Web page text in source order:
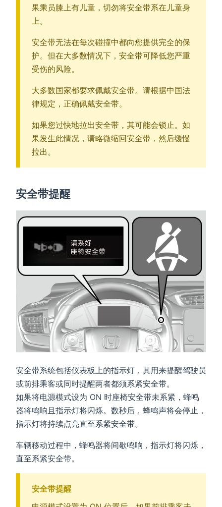
果乘员膝上有儿童，切勿将安全带系在儿童身
上。
安全带无法在每次碰撞中都向您提供完全的保
护。但在大多数情况下，安全带可降低您严重
受伤的风险。
大多数国家都要求佩戴安全带。请根据中国法
律规定，正确佩戴安全带。
如果您过快地拉出安全带，其可能会锁止。如
果发生此情况，请略微缩回安全带，然后缓慢
拉出。
安全带提醒
安全带系统包括仪表板上的指示灯，其用来提醒驾驶员
或前排乘客或同时提醒两者都须系紧安全带。
如果将电源模式设为 ON 时座椅安全带未系紧，蜂鸣
器将鸣响且指示灯将闪烁。数秒后，蜂鸣声将会停止，
指示灯将持续点亮直至系紧安全带。
车辆移动过程中，蜂鸣器将间歇鸣响，指示灯将闪烁，
直至系紧安全带。
安全带提醒